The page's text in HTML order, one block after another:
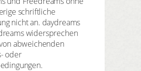
schriftliche
nicht an. daydreams
widersprechen
abweichenden
oder